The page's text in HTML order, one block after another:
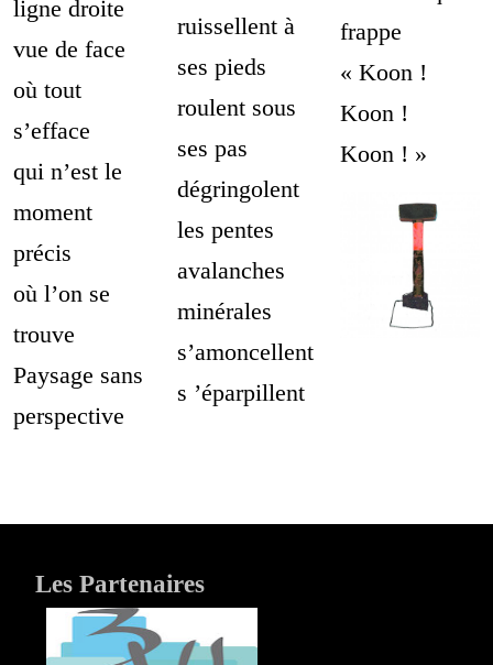
ligne droite
vue de face
où tout
s’efface
qui n’est le
moment
précis
où l’on se
trouve
Paysage sans
perspective
ruissellent à
ses pieds
roulent sous
ses pas
dégringolent
les pentes
avalanches
minérales
s’amoncellent
s ’éparpillent
frappe
« Koon !
Koon !
Koon ! »
Les Partenaires